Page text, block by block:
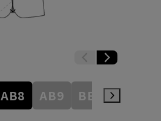
AB8 AB9 BE3 BE4